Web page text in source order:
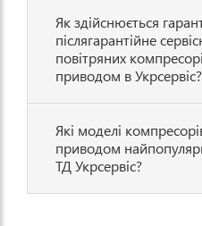
Як здійснюється
післягарантійне
повітряних
приводом в Укрсервіс?
Які моделі
приводом
ТД Укрсервіс?